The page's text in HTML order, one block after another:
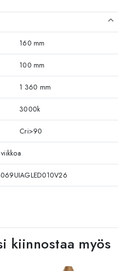
160 mm
100 mm
1 360 mm
3000k
Cri>90
kiinnostaa myös